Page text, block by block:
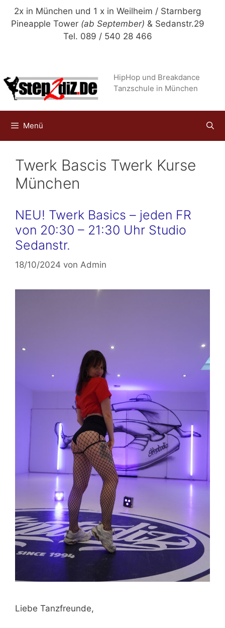
Zum
Inhalt
2x in München und 1 x in Weilheim / Starnberg
Pineapple Tower (ab September) & Sedanstr.29
Tel. 089 / 540 28 466
HipHop und Breakdance
Tanzschule in München
Menü
Twerk Bascis Twerk Kurse
München
NEU! Twerk Basics – jeden FR
von 20:30 – 21:30 Uhr Studio
Sedanstr.
18/10/2024 von Admin
Liebe Tanzfreunde,